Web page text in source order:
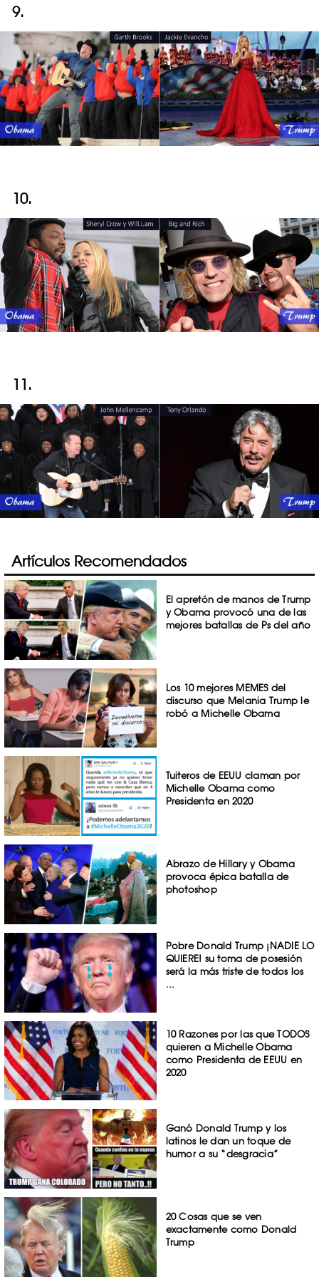
9.
10.
11.
Artículos Recomendados
El apretón de manos de Trump
y Obama provocó una de las
mejores batallas de Ps del año
Los 10 mejores MEMES del
discurso que Melania Trump le
robó a Michelle Obama
Tuiteros de EEUU claman por
Michelle Obama como
Presidenta en 2020
Abrazo de Hillary y Obama
provoca épica batalla de
photoshop
Pobre Donald Trump ¡NADIE LO
QUIERE! su toma de posesión
será la más triste de todos los
...
10 Razones por las que TODOS
quieren a Michelle Obama
como Presidenta de EEUU en
2020
Ganó Donald Trump y los
latinos le dan un toque de
humor a su “desgracia”
20 Cosas que se ven
exactamente como Donald
Trump